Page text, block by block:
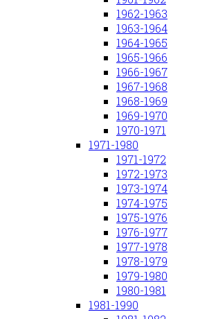
1962-1963
1963-1964
1964-1965
1965-1966
1966-1967
1967-1968
1968-1969
1969-1970
1970-1971
1971-1980
1971-1972
1972-1973
1973-1974
1974-1975
1975-1976
1976-1977
1977-1978
1978-1979
1979-1980
1980-1981
1981-1990